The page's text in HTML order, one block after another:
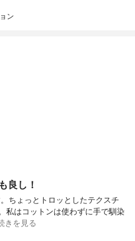
ン
良し！
ちょっとトロッとしたテクスチ
私はコットンは使わずに手で馴染
きを見る